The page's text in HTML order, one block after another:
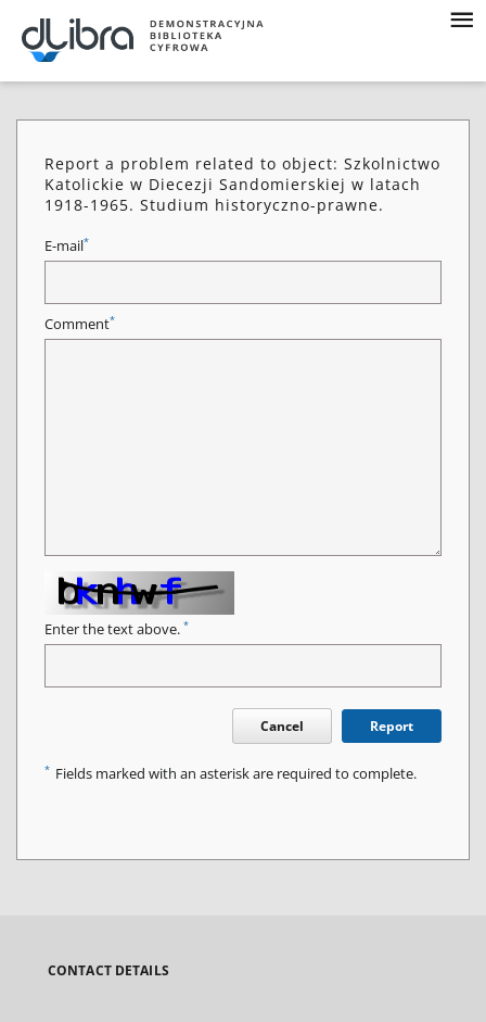
Report a problem related to object: Szkolnictwo
Katolickie w Diecezji Sandomierskiej w latach
1918-1965. Studium historyczno-prawne.
E-mail*
Comment*
Enter the text above. *
Cancel Report
* Fields marked with an asterisk are required to complete.
CONTACT DETAILS